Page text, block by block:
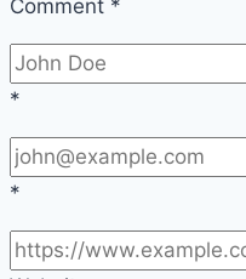
Comment *
*
*